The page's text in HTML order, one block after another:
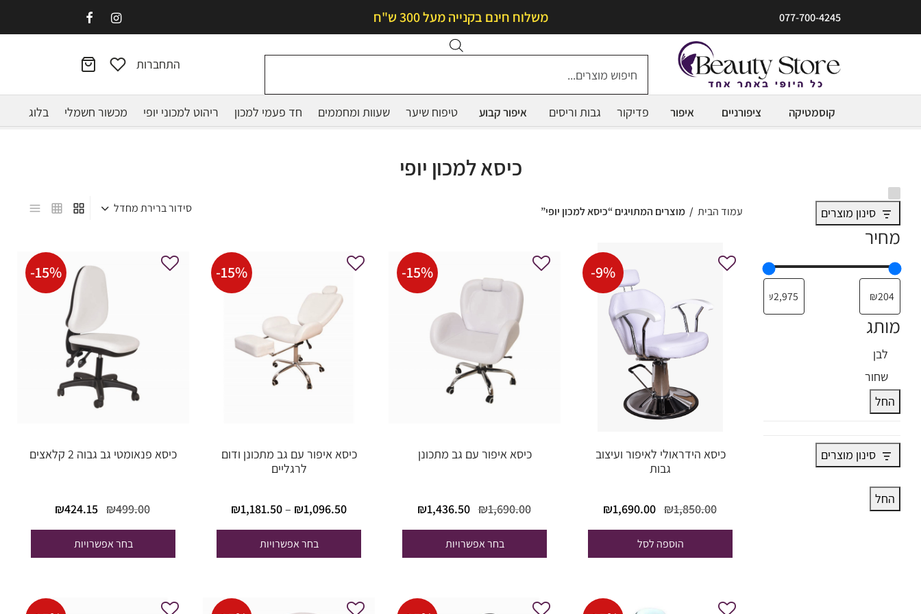
077-700-4245 משלוח חינם בקנייה מעל 300 ש"ח
Products
התחברות
קוסמטיקה ציפורניים איפור פדיקור גבות וריסים איפור קבוע טיפוח שיער שעוות ומחממים חד פעמי למכון ריהוט למכוני יופי מכשור חשמלי בלוג
כיסא למכון יופי
סינון מוצרים
מחיר
מותג
צבע
לבן
שחור
החל
סינון מוצרים
החל
עמוד הבית / מוצרים המתויגים “כיסא למכון יופי”
-9%
כיסא הידראולי לאיפור ועיצוב
גבות
₪1,850.00
המחיר
היה:
₪1,850.00.
₪1,690.00
₪1,690.00.
הוספה לסל
-15%
כיסא איפור עם גב מתכונן
₪1,690.00
המחיר
היה:
₪1,690.00.
₪1,436.50
₪1,436.50.
בחר אפשרויות
-15%
כיסא איפור עם גב מתכונן ודום
לרגליים
₪1,096.50
–
₪1,181.50
בחר אפשרויות
-15%
כיסא פנאומטי גב גבוה 2 קלאצים
₪499.00
המחיר
היה:
₪499.00.
₪424.15
הוא:
בחר אפשרויות